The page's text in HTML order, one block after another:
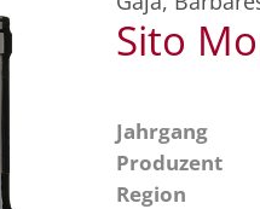
Sito
Jahrgang
Produzent
Region